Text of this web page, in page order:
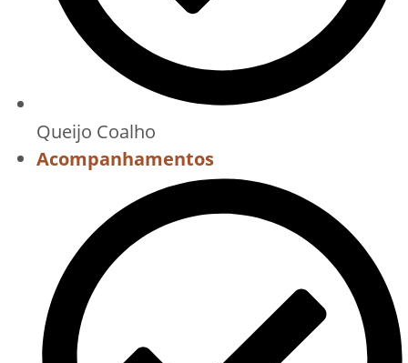
Queijo Coalho
Acompanhamentos